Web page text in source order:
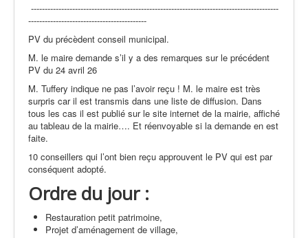
------------------------------------------------------------------------------------------
-------------------------------------------
PV du précèdent conseil municipal.
M. le maire demande s’il y a des remarques sur le précédent
PV du 24 avril 26
M. Tuffery indique ne pas l’avoir reçu ! M. le maire est très
surpris car il est transmis dans une liste de diffusion. Dans
tous les cas il est publié sur le site internet de la mairie, affiché
au tableau de la mairie…. Et réenvoyable si la demande en est
faite.
10 conseillers qui l’ont bien reçu approuvent le PV qui est par
conséquent adopté.
Ordre du jour :
Restauration petit patrimoine,
Projet d’aménagement de village,